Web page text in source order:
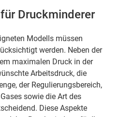
Druckminderer
Modells müssen
werden. Neben der
maximalen Druck in der
Arbeitsdruck, die
der Regulierungsbereich,
sowie die Art des
Diese Aspekte